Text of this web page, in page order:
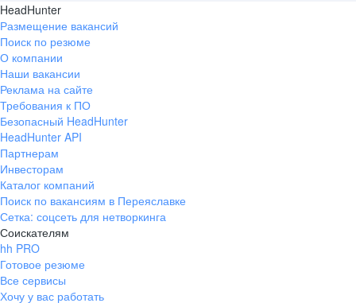
HeadHunter
Размещение вакансий
Поиск по резюме
О компании
Наши вакансии
Реклама на сайте
Требования к ПО
Безопасный HeadHunter
HeadHunter API
Партнерам
Инвесторам
Каталог компаний
Поиск по вакансиям в Переяславке
Сетка: соцсеть для нетворкинга
Соискателям
hh PRO
Готовое резюме
Все сервисы
Хочу у вас работать